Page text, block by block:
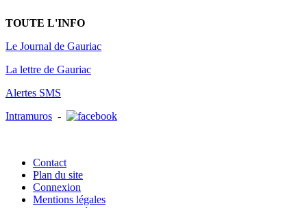
TOUTE L'INFO
Le Journal de Gauriac
La lettre de Gauriac
Alertes SMS
Intramuros -
Contact
Plan du site
Connexion
Mentions légales